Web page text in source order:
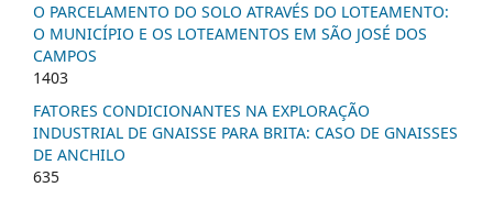
O PARCELAMENTO DO SOLO ATRAVÉS DO LOTEAMENTO:
O MUNICÍPIO E OS LOTEAMENTOS EM SÃO JOSÉ DOS
CAMPOS
1403
FATORES CONDICIONANTES NA EXPLORAÇÃO
INDUSTRIAL DE GNAISSE PARA BRITA: CASO DE GNAISSES
DE ANCHILO
635